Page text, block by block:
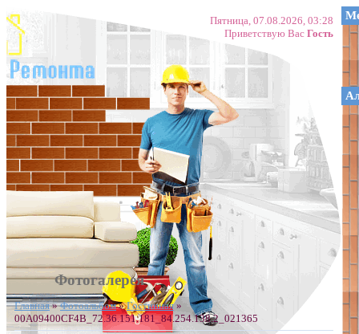
Пятница, 07.08.2026, 03:28
Приветствую Вас Гость
Фотогалерея
Главная»Фотоальбом»Гостинная»
00A09400CF4B_72.36.151.181_84.254.138.2_021365